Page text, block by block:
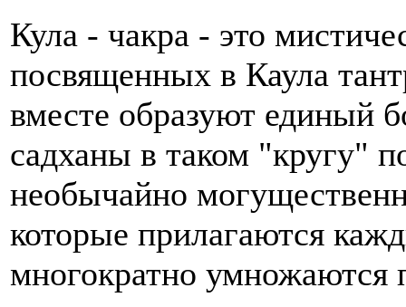
Кула - чакра - это
посвященных в Каула
вместе образуют единый
садханы в таком "кругу"
необычайно
которые прилагаются
многократно умножаются